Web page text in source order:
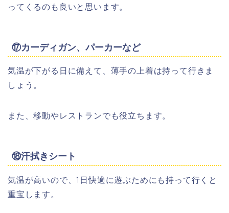
ってくるのも良いと思います。
⑰カーディガン、パーカーなど
気温が下がる日に備えて、薄手の上着は持って行きま
しょう。
また、移動やレストランでも役立ちます。
⑱汗拭きシート
気温が高いので、1日快適に遊ぶためにも持って行くと
重宝します。